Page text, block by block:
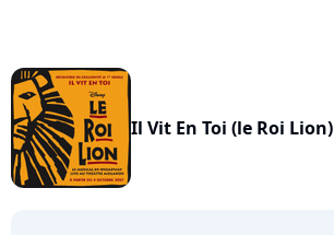
Il Vit En Toi (le Roi Lion)